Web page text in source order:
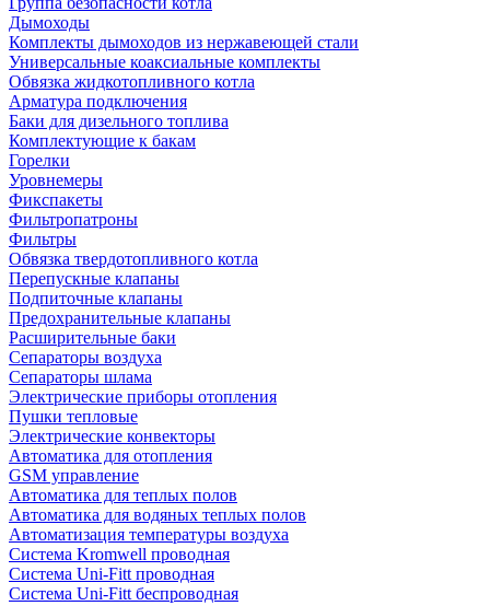
Дымоходы
Комплекты дымоходов из нержавеющей стали
Универсальные коаксиальные комплекты
Обвязка жидкотопливного котла
Арматура подключения
Баки для дизельного топлива
Комплектующие к бакам
Горелки
Уровнемеры
Фикспакеты
Фильтропатроны
Фильтры
Обвязка твердотопливного котла
Перепускные клапаны
Подпиточные клапаны
Предохранительные клапаны
Расширительные баки
Сепараторы воздуха
Сепараторы шлама
Электрические приборы отопления
Пушки тепловые
Электрические конвекторы
Автоматика для отопления
GSM управление
Автоматика для теплых полов
Автоматика для водяных теплых полов
Автоматизация температуры воздуха
Система Kromwell проводная
Система Uni-Fitt проводная
Система Uni-Fitt беспроводная